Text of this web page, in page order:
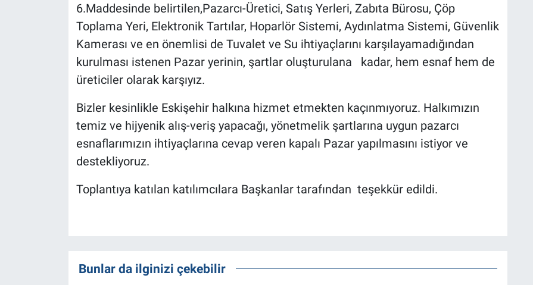
6.Maddesinde belirtilen,Pazarcı-Üretici, Satış Yerleri, Zabıta Bürosu, Çöp
Toplama Yeri, Elektronik Tartılar, Hoparlör Sistemi, Aydınlatma Sistemi, Güvenlik
Kamerası ve en önemlisi de Tuvalet ve Su ihtiyaçlarını karşılayamadığından
kurulması istenen Pazar yerinin, şartlar oluşturulana kadar, hem esnaf hem de
üreticiler olarak karşıyız.
Bizler kesinlikle Eskişehir halkına hizmet etmekten kaçınmıyoruz. Halkımızın
temiz ve hijyenik alış-veriş yapacağı, yönetmelik şartlarına uygun pazarcı
esnaflarımızın ihtiyaçlarına cevap veren kapalı Pazar yapılmasını istiyor ve
destekliyoruz.
Toplantıya katılan katılımcılara Başkanlar tarafından teşekkür edildi.
Bunlar da ilginizi çekebilir